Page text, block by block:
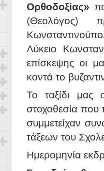
Ορθοδοξίας»
(Θεολόγος)
Λύκειο
επίσκεψης οι
κοντά το
Το ταξίδι
στοχοθεσία που
συμμετείχαν
τάξεων του
Ημερομηνία